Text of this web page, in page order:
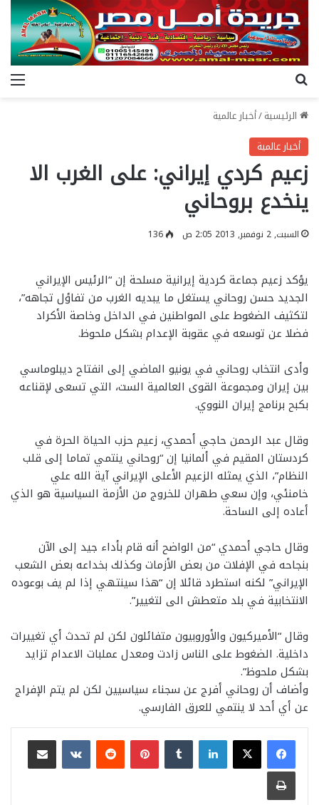
الرئيسية/أخبار عالمية
أخبار عالمية
زعيم كردي إيراني: على الغرب الا
ينخدع بروحاني
السبت, 2 نوفمبر, 2013 2:05 ص 136
يؤكد زعيم جماعة كردية إيرانية مسلحة إن “الرئيس الإيراني
الجديد حسن روحاني يستغل ما يبديه الغرب من تفاؤل تجاهه”،
لتكثيف الضغوط على المواطنين في الداخل وخاصة الأكراد
فضلا عن توسعه في عقوبة الإعدام بشكل ملحوظ.
وأدى انتخاب روحاني في يونيو الماضي إلى انفتاح ديبلوماسي
بين إيران ومجموعة القوى العالمية الست، التي تسعى لإقناعه
بكبح برنامج إيران النووي.
وقال عبد الرحمن حاجي أحمدي، زعيم حزب الحياة الحرة في
كردستان المقيم في ألمانيا إن “روحاني ينتمي تماما إلى قلب
النظام”، الذي يمثله الزعيم الأعلى الإيراني آية الله علي
خامنئي، وإن سعي طهران للخروج من الأزمة السياسية هو الذي
أعاده إلى الساحة.
وقال حاجي أحمدي “من الواضح أنه قام بأداء جيد إلى الآن
بنجاحه في الإفلات من بعض الأزمات وكذلك بخداعه بعض الشعب
الإيراني” لكنه استطرد قائلا إن “هذا سينتهي إذا لم يف بوعوده
الانتخابية في بلد متعطش الى لتغيير”.
وقال “الأميركيون والأوروبيون متفائلون لكن لم تحدث أي تغييرات
داخلية. الضغوط على الناس زادت ومعدل عملبات الاعدام تزايد
بشكل ملحوظ”.
وأضاف أن روحاني أفرج عن سجناء سياسيين لكن لم يتم الإفراج
عن أي أحد لا ينتمي للعرق الفارسي.
لينكدإن بينتيريست
مشاركة عبر البريد
طباعة